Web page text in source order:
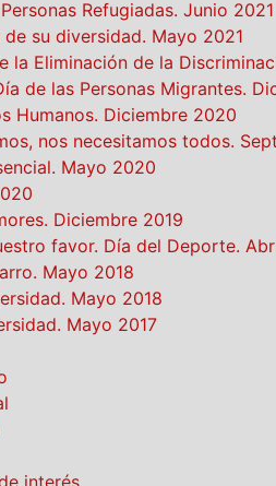
Refugiadas. Junio 2021
su diversidad. Mayo 2021
la Eliminación de la
de las Personas Migrantes.
Humanos. Diciembre 2020
nos necesitamos todos.
Mayo 2020
Diciembre 2019
favor. Día del Deporte.
Mayo 2018
Mayo 2018
Mayo 2017
interés